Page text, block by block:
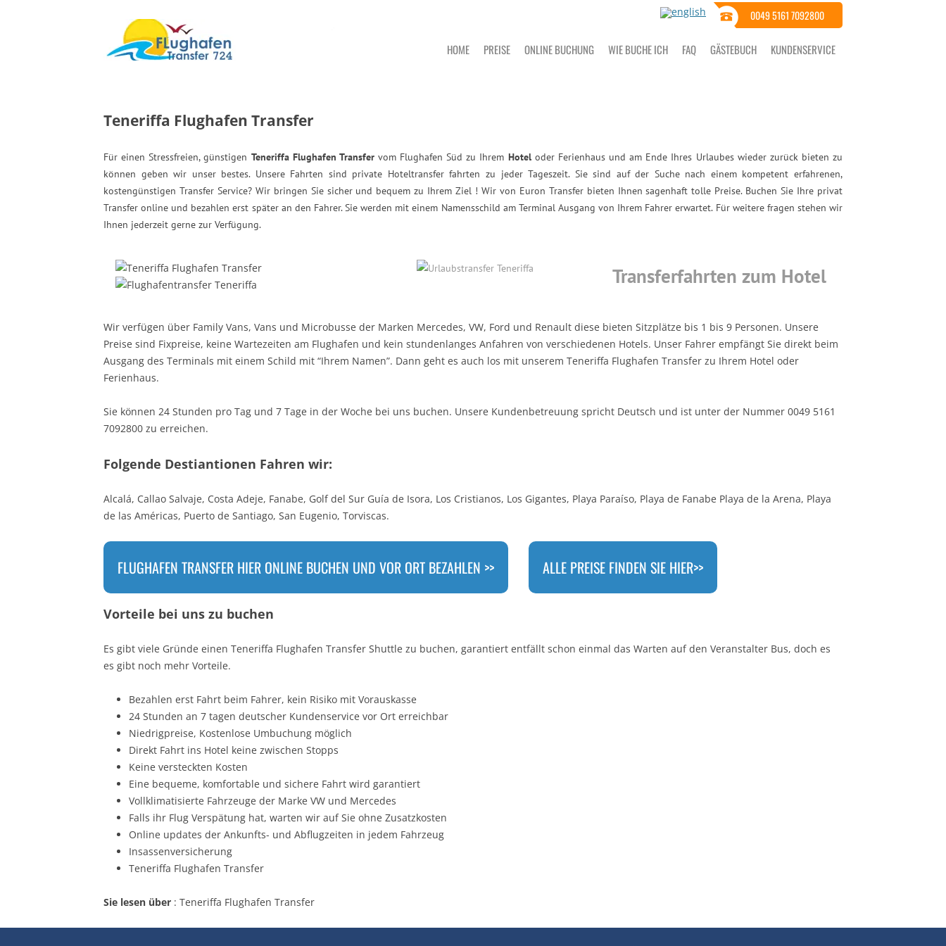
0049 5161 7092800
HOME PREISE ONLINE BUCHUNG WIE BUCHE ICH FAQ GÄSTEBUCH KUNDENSERVICE
Teneriffa Flughafen Transfer
Für einen Stressfreien, günstigen Teneriffa Flughafen Transfervom Flughafen Süd zu Ihrem Hoteloder Ferienhaus und am Ende Ihres Urlaubes wieder zurück bieten zu
können geben wir unser bestes. Unsere Fahrten sind private Hoteltransfer fahrten zu jeder Tageszeit. Sie sind auf der Suche nach einem kompetent erfahrenen,
kostengünstigen Transfer Service? Wir bringen Sie sicher und bequem zu Ihrem Ziel ! Wir von Euron Transfer bieten Ihnen sagenhaft tolle Preise. Buchen Sie Ihre privat
Transfer online und bezahlen erst später an den Fahrer. Sie werden mit einem Namensschild am Terminal Ausgang von Ihrem Fahrer erwartet. Für weitere fragen stehen wir
Ihnen jederzeit gerne zur Verfügung.
Transferfahrten zum Hotel
Wir verfügen über Family Vans, Vans und Microbusse der Marken Mercedes, VW, Ford und Renault diese bieten Sitzplätze bis 1 bis 9 Personen. Unsere
Preise sind Fixpreise, keine Wartezeiten am Flughafen und kein stundenlanges Anfahren von verschiedenen Hotels. Unser Fahrer empfängt Sie direkt beim
Ausgang des Terminals mit einem Schild mit “Ihrem Namen”. Dann geht es auch los mit unserem Teneriffa Flughafen Transfer zu Ihrem Hotel oder
Ferienhaus.
Sie können 24 Stunden pro Tag und 7 Tage in der Woche bei uns buchen. Unsere Kundenbetreuung spricht Deutsch und ist unter der Nummer 0049 5161
7092800 zu erreichen.
Folgende Destiantionen Fahren wir:
Alcalá, Callao Salvaje, Costa Adeje, Fanabe, Golf del Sur Guía de Isora, Los Cristianos, Los Gigantes, Playa Paraíso, Playa de Fanabe Playa de la Arena, Playa
de las Américas, Puerto de Santiago, San Eugenio, Torviscas.
FLUGHAFEN TRANSFER HIER ONLINE BUCHEN UND VOR ORT BEZAHLEN >> ALLE PREISE FINDEN SIE HIER>>
Vorteile bei uns zu buchen
Es gibt viele Gründe einen Teneriffa Flughafen Transfer Shuttle zu buchen, garantiert entfällt schon einmal das Warten auf den Veranstalter Bus, doch es
es gibt noch mehr Vorteile.
Bezahlen erst Fahrt beim Fahrer, kein Risiko mit Vorauskasse
24 Stunden an 7 tagen deutscher Kundenservice vor Ort erreichbar
Niedrigpreise, Kostenlose Umbuchung möglich
Direkt Fahrt ins Hotel keine zwischen Stopps
Keine versteckten Kosten
Eine bequeme, komfortable und sichere Fahrt wird garantiert
Vollklimatisierte Fahrzeuge der Marke VW und Mercedes
Falls ihr Flug Verspätung hat, warten wir auf Sie ohne Zusatzkosten
Online updates der Ankunfts- und Abflugzeiten in jedem Fahrzeug
Insassenversicherung
Teneriffa Flughafen Transfer
Sie lesen über : Teneriffa Flughafen Transfer